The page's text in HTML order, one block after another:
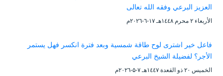
العزيز البرعي وفقه الله تعالى
الأربعاء ۲ محرم ۱٤٤۸هـ ۱۷-٦-۲۰۲٦م
فاعل خير اشترى لوح طاقة شمسية وبعد فترة انكسر فهل يستمر
الأجر؟ لفضيلة الشيخ البرعي
الخميس ۲۰ ذو القعدة ۱٤٤۷هـ ۷-۵-۲۰۲٦م